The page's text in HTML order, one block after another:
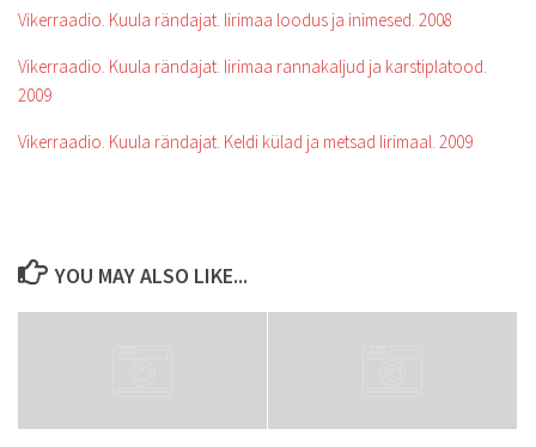
Vikerraadio. Kuula rändajat. Iirimaa loodus ja inimesed. 2008
Vikerraadio. Kuula rändajat. Iirimaa rannakaljud ja karstiplatood.
2009
Vikerraadio. Kuula rändajat. Keldi külad ja metsad Iirimaal. 2009
YOU MAY ALSO LIKE...